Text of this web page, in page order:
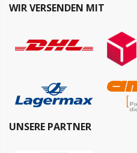
WIR VERSENDEN MIT
UNSERE PARTNER